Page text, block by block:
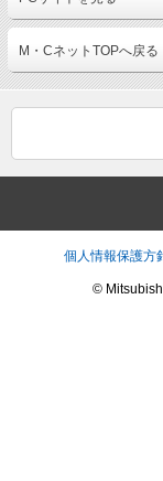
M・CネットTOPへ戻る
個人情報保護方
©